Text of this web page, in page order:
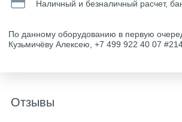
Наличный и безналичный расчет,
По данному оборудованию в первую
Кузьмичёву Алексею, +7 499 922 40 07
Отзывы